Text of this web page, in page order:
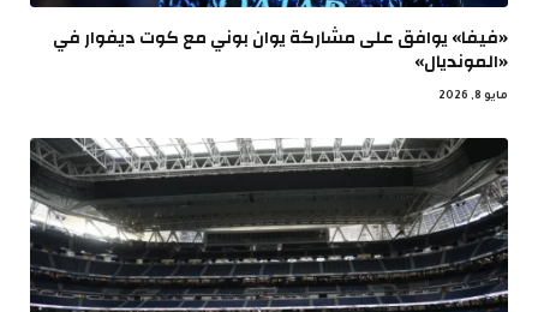
«فيفا» يوافق على مشاركة يوان بوني مع كوت ديفوار في
«المونديال»
مايو 8, 2026